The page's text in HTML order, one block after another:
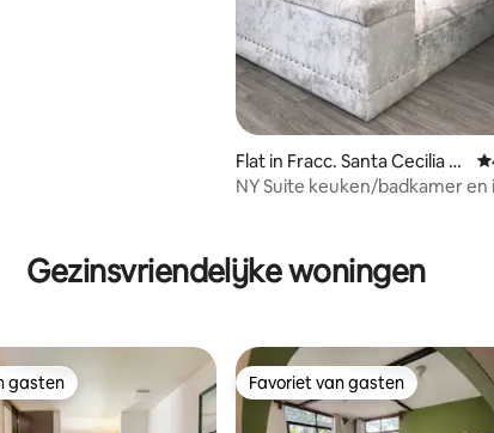
op 5, 140 recensies
Flat in Fracc. Santa Cecilia C
oayoacán
NY Suite keuken/badkamer en
Gezinsvriendelijke woningen
gasten
gasten Favoriet van gasten
Favoriet van gasten